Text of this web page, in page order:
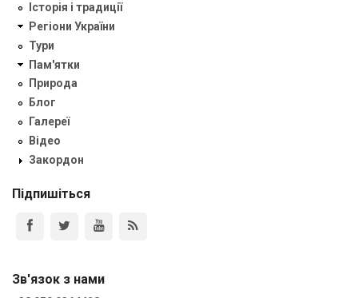
Історія і традиції
Регіони України
Тури
Пам'ятки
Природа
Блог
Галереї
Відео
Закордон
Підпишіться
Зв'язок з нами